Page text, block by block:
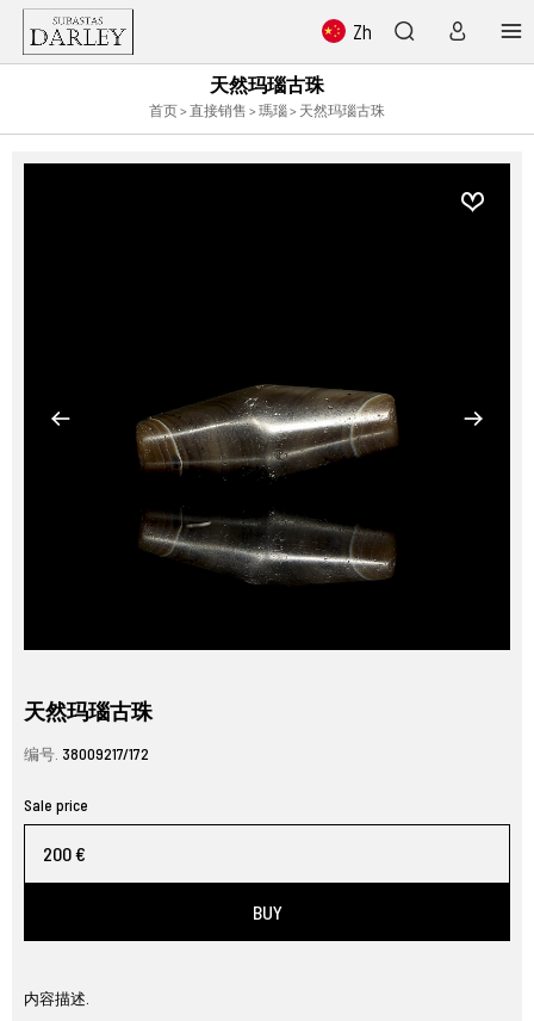
Zh
天然玛瑙古珠
首页> 直接销售 > 瑪瑙> 天然玛瑙古珠
天然玛瑙古珠
编号. 38009217/172
Sale price
200 €
BUY
内容描述.